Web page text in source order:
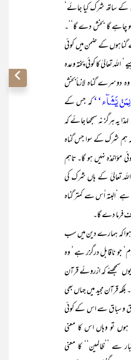
ساتھ شرک کیا جائے‘
چاہے گا بخش دے گا‘‘۔
کے ضمن میں کوئی
اللہ تعالیٰ کا کوئی پختہ وعدہ
دوسرے گناہ لازماًبخش
یَّشَآء‘‘کہ جس کے
یہ ہرگز نہ سمجھا جائے کہ
ہم شرک کے سوا جس گناہ
مؤاخذہ نہیں ہو گا۔ تاہم
تعالیٰ کے ہاں شرک کی
‘البتہ اُس سے کمتر گناہ
فرما دے گا۔
ہمارے دین میں سب
جو ناقابل درگزر ہے ‘ وہ
کہ ازروئے قرآن
قرآن مجید میں جہاں بھی
و سباق سے اس کے کوئی
تو وہاں اس کا معنی
سے ’’ظالمین‘‘ کا معنی